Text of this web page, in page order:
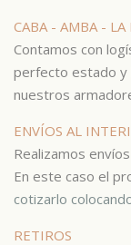
CABA - AMBA - LA
Contamos con
perfecto estado y
nuestros
ENVÍOS AL
Realizamos
En este caso el
cotizarlo
RETIROS